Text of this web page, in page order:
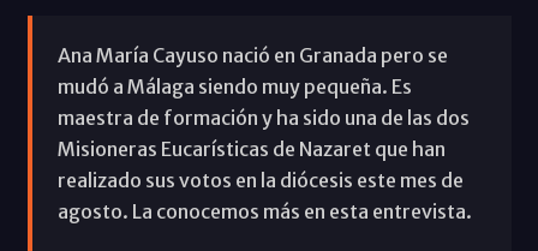
Ana María Cayuso nació en Granada pero se
mudó a Málaga siendo muy pequeña. Es
maestra de formación y ha sido una de las dos
Misioneras Eucarísticas de Nazaret que han
realizado sus votos en la diócesis este mes de
agosto. La conocemos más en esta entrevista.